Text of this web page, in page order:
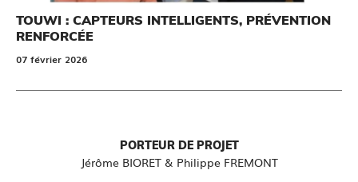
TOUWI : CAPTEURS INTELLIGENTS, PRÉVENTION
RENFORCÉE
07 février 2026
PORTEUR DE PROJET
Jérôme BIORET & Philippe FREMONT